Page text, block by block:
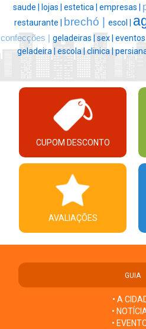
saude |
lojas | estetica | empresas |
restaurante |
brechó | escol |
confecções | geladeiras | sex | eventos |
geladeira | escola |clinica |
CUPOM DESCONTO
AVALIAÇÕES
GUIA
• A
•
•